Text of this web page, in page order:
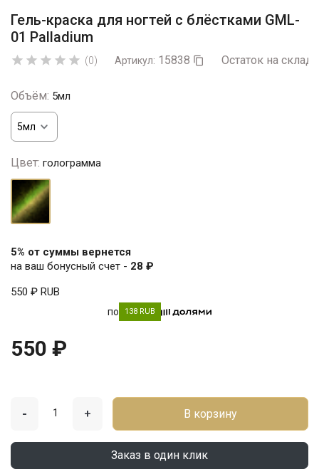
Гель-краска для ногтей с блёстками GML-
01 Palladium
     (0) Артикул: 15838  Остаток на
Объём: 5мл
Цвет: голограмма
голограмма
5% от суммы вернется
на ваш бонусный счет - 28 ₽
550 ₽ RUB
по 138 RUB
550 ₽
- + В корзину
Заказ в один клик